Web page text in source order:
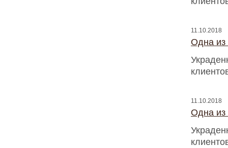
11.10.2018
Одна из
11.10.2018
Одна из